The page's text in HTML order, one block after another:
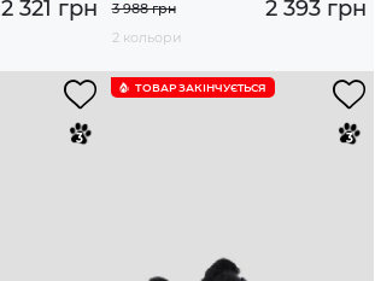
2 321 грн 2 393 грн
3 988 грн
2 кольори
ТОВАР ЗАКІНЧУЄTЬСЯ